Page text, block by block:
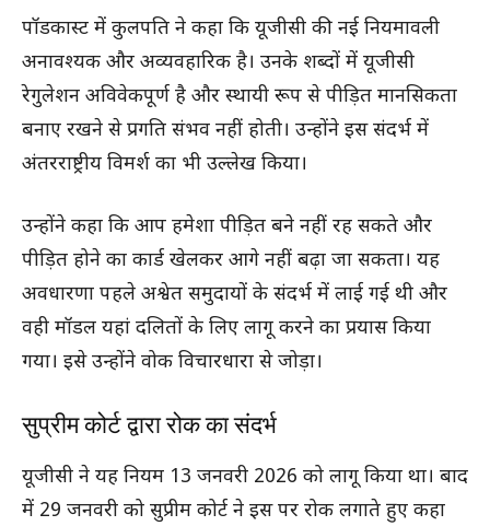
पॉडकास्ट में कुलपति ने कहा कि यूजीसी की नई नियमावली
अनावश्यक और अव्यवहारिक है। उनके शब्दों में यूजीसी
रेगुलेशन अविवेकपूर्ण है और स्थायी रूप से पीड़ित मानसिकता
बनाए रखने से प्रगति संभव नहीं होती। उन्होंने इस संदर्भ में
अंतरराष्ट्रीय विमर्श का भी उल्लेख किया।
उन्होंने कहा कि आप हमेशा पीड़ित बने नहीं रह सकते और
पीड़ित होने का कार्ड खेलकर आगे नहीं बढ़ा जा सकता। यह
अवधारणा पहले अश्वेत समुदायों के संदर्भ में लाई गई थी और
वही मॉडल यहां दलितों के लिए लागू करने का प्रयास किया
गया। इसे उन्होंने वोक विचारधारा से जोड़ा।
सुप्रीम कोर्ट द्वारा रोक का संदर्भ
यूजीसी ने यह नियम 13 जनवरी 2026 को लागू किया था। बाद
में 29 जनवरी को सुप्रीम कोर्ट ने इस पर रोक लगाते हुए कहा